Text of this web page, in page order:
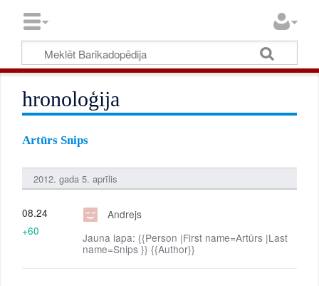
hronoloģija
Artūrs Snips
2012. gada 5. aprīlis
Andrejs
Jauna lapa: {{Person |First name=Artūrs |Last
name=Snips }} {{Author}}
08.24
+60